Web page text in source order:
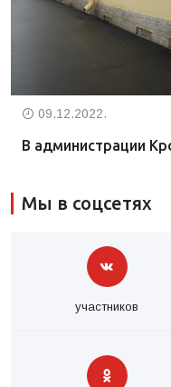
09.12.2022.
В администрации
Мы в соцсетях
участников